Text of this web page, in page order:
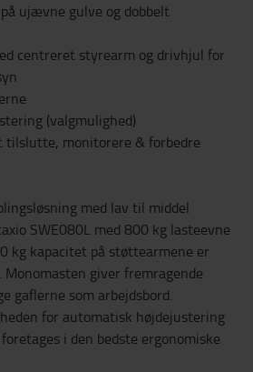
ujævne gulve og dobbelt
centreret styrearm og drivhjul for
(valgmulighed)
tilslutte, monitorere & forbedre
med lav til middel
SWE080L med 800 kg lasteevne
kg kapacitet på støttearmene er
giver fremragende
gaflerne som arbejdsbord.
for automatisk højdejustering
i den bedste ergonomiske